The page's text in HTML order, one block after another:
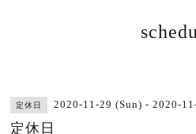
定休日 2020-11-29 (Sun) - 2020-
定休日